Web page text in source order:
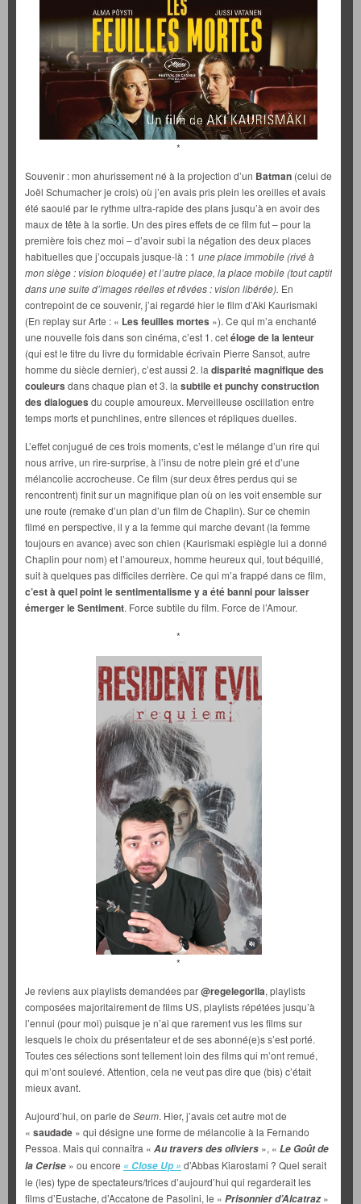
*
Souvenir : mon ahurissement né à la projection d’un Batman (celui de
Joël Schumacher je crois) où j’en avais pris plein les oreilles et avais
été saoulé par le rythme ultra-rapide des plans jusqu’à en avoir des
maux de tête à la sortie. Un des pires effets de ce film fut – pour la
première fois chez moi – d’avoir subi la négation des deux places
habituelles que j’occupais jusque-là : 1 une place immobile (rivé à
mon siège : vision bloquée) et l’autre place, la place mobile (tout captif
dans une suite d’images réelles et rêvées : vision libérée). En
contrepoint de ce souvenir, j’ai regardé hier le film d’Aki Kaurismaki
(En replay sur Arte : « Les feuilles mortes »). Ce qui m’a enchanté
une nouvelle fois dans son cinéma, c’est 1. cetéloge de la lenteur
(qui est le titre du livre du formidable écrivain Pierre Sansot, autre
homme du siècle dernier), c’est aussi 2. la disparité magnifique des
couleurs dans chaque plan et 3. la subtile et punchy construction
des dialogues du couple amoureux. Merveilleuse oscillation entre
temps morts et punchlines, entre silences et répliques duelles.
L’effet conjugué de ces trois moments, c’est le mélange d’un rire qui
nous arrive, un rire-surprise, à l’insu de notre plein gré et d’une
mélancolie accrocheuse. Ce film (sur deux êtres perdus qui se
rencontrent) finit sur un magnifique plan où on les voit ensemble sur
une route (remake d’un plan d’un film de Chaplin). Sur ce chemin
filmé en perspective, il y a la femme qui marche devant (la femme
toujours en avance) avec son chien (Kaurismaki espiègle lui a donné
Chaplin pour nom) et l’amoureux, homme heureux qui, tout béquillé,
suit à quelques pas difficiles derrière. Ce qui m’a frappé dans ce film,
c’est à quel point le sentimentalisme y a été banni pour laisser
émerger le Sentiment. Force subtile du film. Force de l’Amour.
*
*
Je reviens aux playlists demandées par@regelegorila, playlists
composées majoritairement de films US, playlists répétées jusqu’à
l’ennui (pour moi) puisque je n’ai que rarement vus les films sur
lesquels le choix du présentateur et de ses abonné(e)s s’est porté.
Toutes ces sélections sont tellement loin des films qui m’ont remué,
qui m’ont soulevé. Attention, cela ne veut pas dire que (bis) c’était
mieux avant.
Aujourd’hui, on parle de Seum. Hier, j’avais cet autre mot de
« saudade » qui désigne une forme de mélancolie à la Fernando
Pessoa. Mais qui connaîtra « Au travers des oliviers », « Le Goût de
la Cerise » ou encore « Close Up » d’Abbas Kiarostami ? Quel serait
le (les) type de spectateurs/trices d’aujourd’hui qui regarderait les
films d’Eustache, d’Accatone de Pasolini, le « Prisonnier d’Alcatraz»